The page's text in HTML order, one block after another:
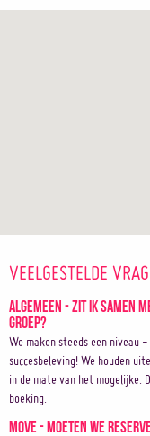
VEELGESTELDE
Algemeen - Zit ik samen
groep?
We maken steeds een niveau
succesbeleving! We houden
in de mate van het mogelijke.
boeking.
Move - Moeten we